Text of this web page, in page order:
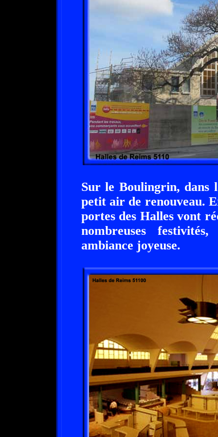
Sur le Boulingrin, dans
petit air de renouveau.
portes des Halles vont
nombreuses
ambiance joyeuse.